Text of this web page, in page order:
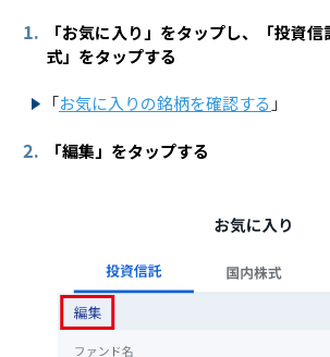
1.
「お気に入り」をタップし、「投資
式」をタップする
「お気に入りの銘柄を確認する 」
2. 「編集」をタップする